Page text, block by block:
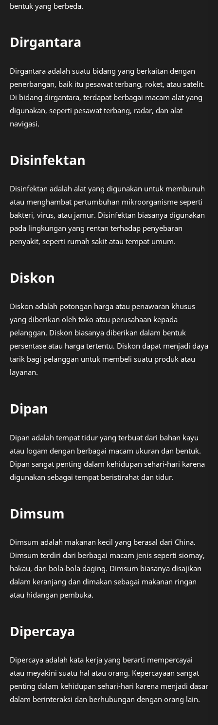
bentuk yang berbeda.
Dirgantara
Dirgantara adalah suatu bidang yang berkaitan dengan
penerbangan, baik itu pesawat terbang, roket, atau satelit.
Di bidang dirgantara, terdapat berbagai macam alat yang
digunakan, seperti pesawat terbang, radar, dan alat
navigasi.
Disinfektan
Disinfektan adalah alat yang digunakan untuk membunuh
atau menghambat pertumbuhan mikroorganisme seperti
bakteri, virus, atau jamur. Disinfektan biasanya digunakan
pada lingkungan yang rentan terhadap penyebaran
penyakit, seperti rumah sakit atau tempat umum.
Diskon
Diskon adalah potongan harga atau penawaran khusus
yang diberikan oleh toko atau perusahaan kepada
pelanggan. Diskon biasanya diberikan dalam bentuk
persentase atau harga tertentu. Diskon dapat menjadi daya
tarik bagi pelanggan untuk membeli suatu produk atau
layanan.
Dipan
Dipan adalah tempat tidur yang terbuat dari bahan kayu
atau logam dengan berbagai macam ukuran dan bentuk.
Dipan sangat penting dalam kehidupan sehari-hari karena
digunakan sebagai tempat beristirahat dan tidur.
Dimsum
Dimsum adalah makanan kecil yang berasal dari China.
Dimsum terdiri dari berbagai macam jenis seperti siomay,
hakau, dan bola-bola daging. Dimsum biasanya disajikan
dalam keranjang dan dimakan sebagai makanan ringan
atau hidangan pembuka.
Dipercaya
Dipercaya adalah kata kerja yang berarti mempercayai
atau meyakini suatu hal atau orang. Kepercayaan sangat
penting dalam kehidupan sehari-hari karena menjadi dasar
dalam berinteraksi dan berhubungan dengan orang lain.